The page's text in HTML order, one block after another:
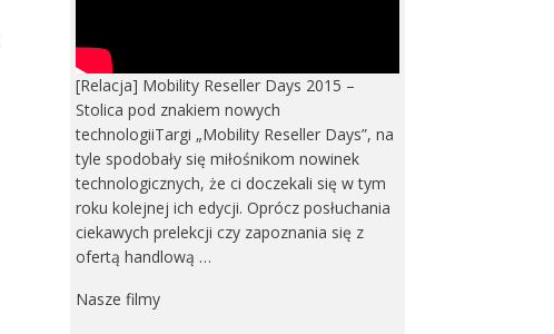
[Relacja] Mobility Reseller Days 2015 –
Stolica pod znakiem nowych
technologiiTargi „Mobility Reseller Days”, na
tyle spodobały się miłośnikom nowinek
technologicznych, że ci doczekali się w tym
roku kolejnej ich edycji. Oprócz posłuchania
ciekawych prelekcji czy zapoznania się z
ofertą handlową …
Nasze filmy